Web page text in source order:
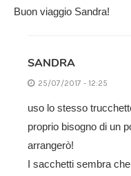
Buon viaggio Sandra!
SANDRA
25/07/2017 - 12:25
uso lo stesso
proprio bisogno di un
arrangerò!
I sacchetti sembra